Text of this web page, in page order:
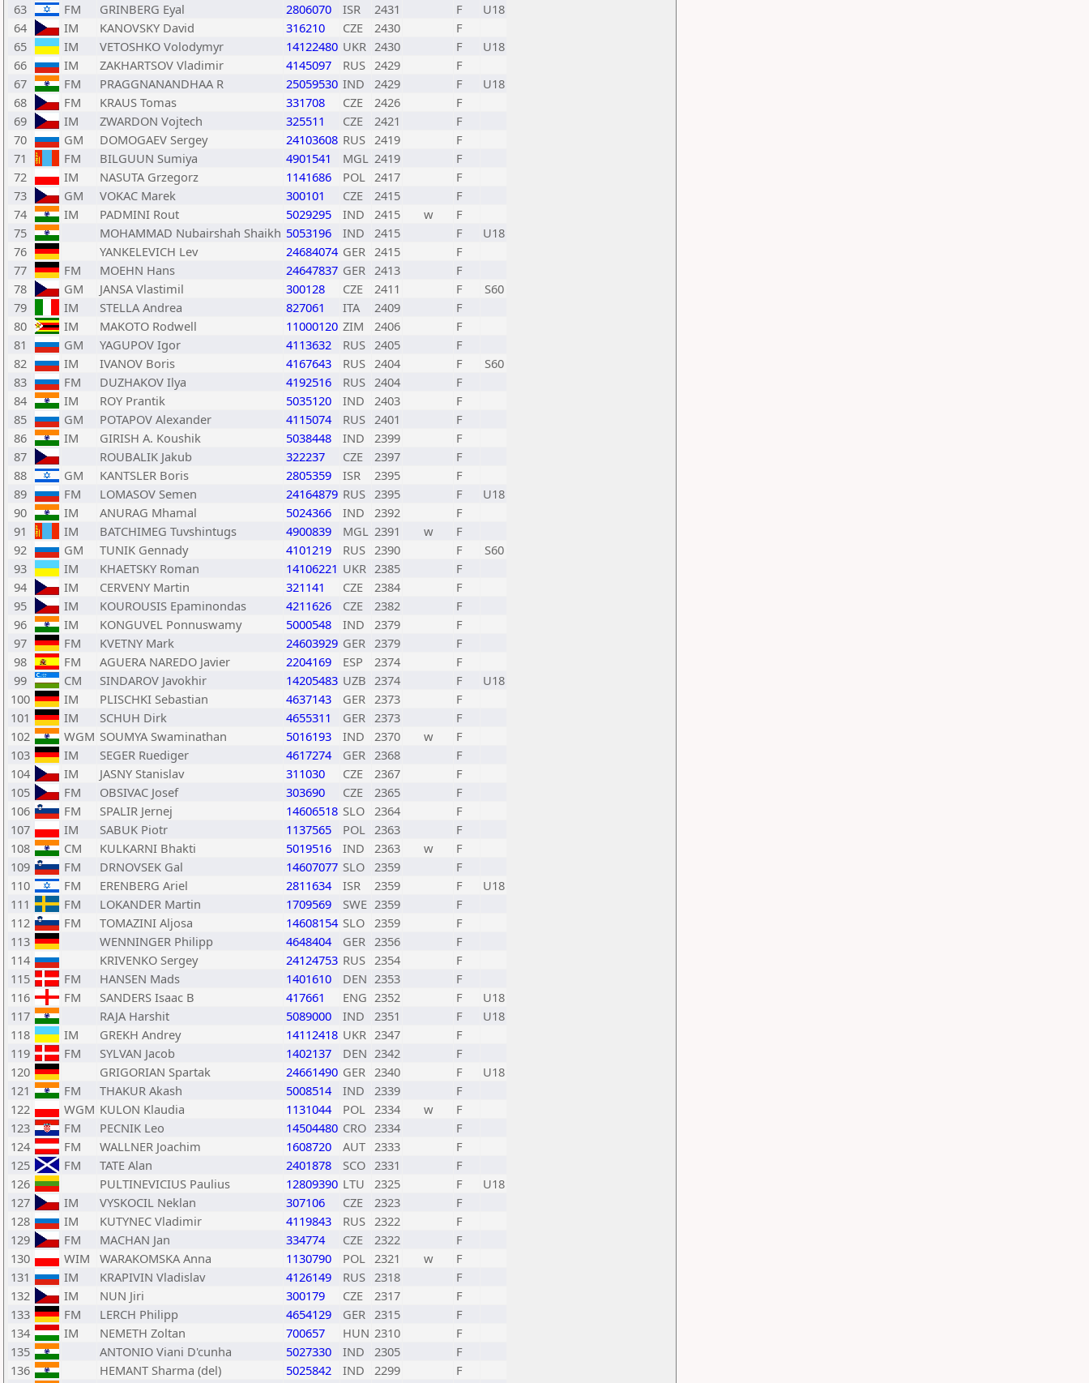
63
FM GRINBERG Eyal 2806070 ISR 2431 F
U18
64
IM KANOVSKY David 316210 CZE 2430
F
65
IM VETOSHKO Volodymyr 14122480 UKR 2430 F
U18
66
IM ZAKHARTSOV Vladimir 4145097 RUS 2429
F
67
FM PRAGGNANANDHAA R 25059530 IND 2429 F
U18
68
FM KRAUS Tomas 331708 CZE 2426
F
69
IM ZWARDON Vojtech 325511 CZE 2421
F
70
GM DOMOGAEV Sergey 24103608 RUS 2419
F
71
FM BILGUUN Sumiya 4901541 MGL 2419
F
72
IM NASUTA Grzegorz 1141686 POL 2417
F
73
GM VOKAC Marek 300101 CZE 2415
F
74
IM PADMINI Rout 5029295 IND 2415 w
F
75
MOHAMMAD Nubairshah Shaikh 5053196 IND 2415 F
U18
76
YANKELEVICH Lev 24684074 GER 2415
F
77
FM MOEHN Hans 24647837 GER 2413
F
78
GM JANSA Vlastimil 300128 CZE 2411 F
S60
79
IM STELLA Andrea 827061 ITA 2409
F
80
IM MAKOTO Rodwell 11000120 ZIM 2406
F
81
GM YAGUPOV Igor 4113632 RUS 2405
F
82
IM IVANOV Boris 4167643 RUS 2404 F
S60
83
FM DUZHAKOV Ilya 4192516 RUS 2404
F
84
IM ROY Prantik 5035120 IND 2403
F
85
GM POTAPOV Alexander 4115074 RUS 2401
F
86
IM GIRISH A. Koushik 5038448 IND 2399
F
87
ROUBALIK Jakub 322237 CZE 2397
F
88
GM KANTSLER Boris 2805359 ISR 2395
F
89
FM LOMASOV Semen 24164879 RUS 2395 F
U18
90
IM ANURAG Mhamal 5024366 IND 2392
F
91
IM BATCHIMEG Tuvshintugs 4900839 MGL 2391 w
F
92
GM TUNIK Gennady 4101219 RUS 2390 F
S60
93
IM KHAETSKY Roman 14106221 UKR 2385
F
94
IM CERVENY Martin 321141 CZE 2384
F
95
IM KOUROUSIS Epaminondas 4211626 CZE 2382
F
96
IM KONGUVEL Ponnuswamy 5000548 IND 2379
F
97
FM KVETNY Mark 24603929 GER 2379
F
98
FM AGUERA NAREDO Javier 2204169 ESP 2374
F
99
CM SINDAROV Javokhir 14205483 UZB 2374 F
U18
100
IM PLISCHKI Sebastian 4637143 GER 2373
F
101
IM SCHUH Dirk 4655311 GER 2373
F
102
WGM SOUMYA Swaminathan 5016193 IND 2370 w
F
103
IM SEGER Ruediger 4617274 GER 2368
F
104
IM JASNY Stanislav 311030 CZE 2367
F
105
FM OBSIVAC Josef 303690 CZE 2365
F
106
FM SPALIR Jernej 14606518 SLO 2364
F
107
IM SABUK Piotr 1137565 POL 2363
F
108
CM KULKARNI Bhakti 5019516 IND 2363 w
F
109
FM DRNOVSEK Gal 14607077 SLO 2359
F
110
FM ERENBERG Ariel 2811634 ISR 2359 F
U18
111
FM LOKANDER Martin 1709569 SWE 2359
F
112
FM TOMAZINI Aljosa 14608154 SLO 2359
F
113
WENNINGER Philipp 4648404 GER 2356
F
114
KRIVENKO Sergey 24124753 RUS 2354
F
115
FM HANSEN Mads 1401610 DEN 2353
F
116
FM SANDERS Isaac B 417661 ENG 2352 F
U18
117
RAJA Harshit 5089000 IND 2351 F
U18
118
IM GREKH Andrey 14112418 UKR 2347
F
119
FM SYLVAN Jacob 1402137 DEN 2342
F
120
GRIGORIAN Spartak 24661490 GER 2340 F
U18
121
FM THAKUR Akash 5008514 IND 2339
F
122
WGM KULON Klaudia 1131044 POL 2334 w
F
123
FM PECNIK Leo 14504480 CRO 2334
F
124
FM WALLNER Joachim 1608720 AUT 2333
F
125
FM TATE Alan 2401878 SCO 2331
F
126
PULTINEVICIUS Paulius 12809390 LTU 2325 F
U18
127
IM VYSKOCIL Neklan 307106 CZE 2323
F
128
IM KUTYNEC Vladimir 4119843 RUS 2322
F
129
FM MACHAN Jan 334774 CZE 2322
F
130
WIM WARAKOMSKA Anna 1130790 POL 2321 w
F
131
IM KRAPIVIN Vladislav 4126149 RUS 2318
F
132
IM NUN Jiri 300179 CZE 2317
F
133
FM LERCH Philipp 4654129 GER 2315
F
134
IM NEMETH Zoltan 700657 HUN 2310
F
135
ANTONIO Viani D'cunha 5027330 IND 2305
F
136
HEMANT Sharma (del) 5025842 IND 2299
F